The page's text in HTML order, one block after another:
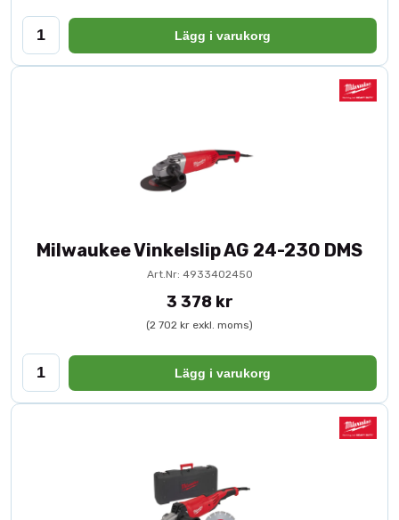
Lägg i varukorg
Milwaukee Vinkelslip AG 24-230 DMS
Art.Nr: 4933402450
3 378 kr
(2 702 kr exkl. moms)
Lägg i varukorg